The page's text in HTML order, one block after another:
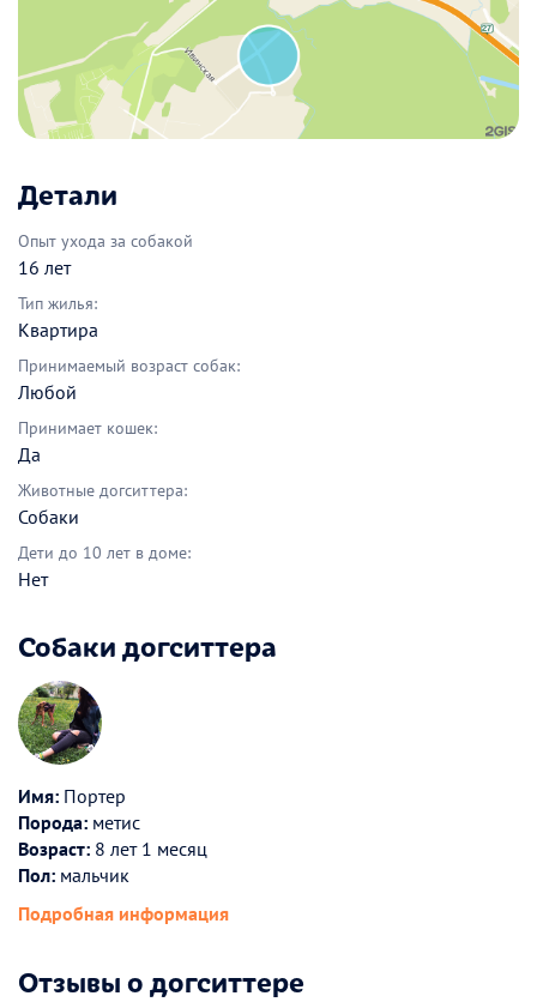
Детали
Опыт ухода за собакой
16 лет
Тип жилья:
Квартира
Принимаемый возраст собак:
Любой
Принимает кошек:
Да
Животные догситтера:
Собаки
Дети до 10 лет в доме:
Нет
Собаки догситтера
Имя: Портер
Порода: метис
Возраст: 8 лет 1 месяц
Пол: мальчик
Подробная информация
Отзывы о догситтере